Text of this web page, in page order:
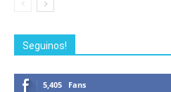
Seguinos!
5,405 Fans